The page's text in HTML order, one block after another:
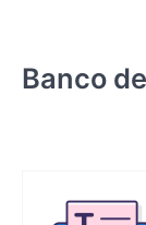
Banco